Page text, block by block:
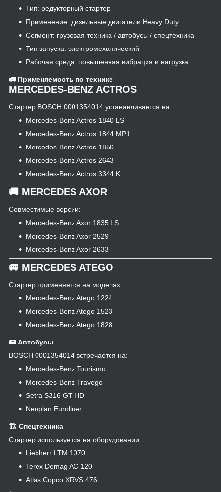
Тип: редукторный стартер
Применение: дизельные двигатели Heavy Duty
Сегмент: грузовая техника / автобусы / спецтехника
Тип запуска: электромеханический
Рабочая среда: повышенная вибрация и нагрузка
🚛 Применяемость по технике
MERCEDES-BENZ ACTROS
Стартер BOSCH 0001354014 устанавливается на:
Mercedes-Benz Actros 1840 LS
Mercedes-Benz Actros 1844 MP1
Mercedes-Benz Actros 1850
Mercedes-Benz Actros 2643
Mercedes-Benz Actros 3344 K
🚚 MERCEDES AXOR
Совместимые версии:
Mercedes-Benz Axor 1835 LS
Mercedes-Benz Axor 2529
Mercedes-Benz Axor 2633
🚐 MERCEDES ATEGO
Стартер применяется на моделях:
Mercedes-Benz Atego 1224
Mercedes-Benz Atego 1523
Mercedes-Benz Atego 1828
🚌 Автобусы
BOSCH 0001354014 встречается на:
Mercedes-Benz Tourismo
Mercedes-Benz Travego
Setra S316 GT-HD
Neoplan Euroliner
🏗 Спецтехника
Стартер используется на оборудовании:
Liebherr LTM 1070
Terex Demag AC 120
Atlas Copco XRVS 476